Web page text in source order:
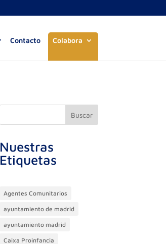
Contacto Colabora
Buscar
Nuestras
Etiquetas
Agentes Comunitarios
ayuntamiento de madrid
ayuntamiento madrid
Caixa Proinfancia